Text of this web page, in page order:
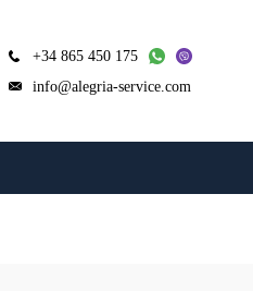
+34 865 450 175
info@alegria-service.com